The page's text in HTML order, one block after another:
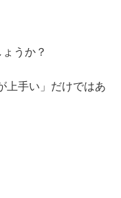
うか？
上手い」だけではあ